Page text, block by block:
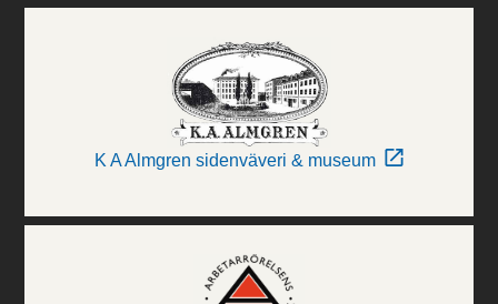
K A Almgren sidenväveri & museum